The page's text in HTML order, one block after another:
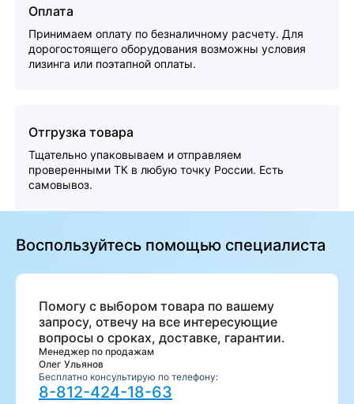
Оплата
Принимаем оплату по безналичному расчету. Для
дорогостоящего оборудования возможны условия
лизинга или поэтапной оплаты.
Отгрузка товара
Тщательно упаковываем и отправляем
проверенными ТК в любую точку России. Есть
самовывоз.
Воспользуйтесь помощью специалиста
Помогу с выбором товара по вашему
запросу, отвечу на все интересующие
вопросы о сроках, доставке, гарантии.
Менеджер по продажам
Олег Ульянов
Бесплатно консультирую по телефону:
8-812-424-18-63